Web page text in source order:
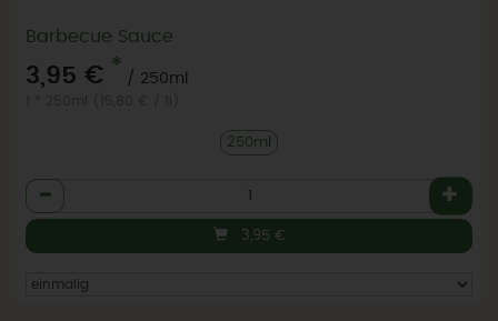
Barbecue Sauce
3,95 € *
/ 250ml
250ml
Anzahl
3,95 €